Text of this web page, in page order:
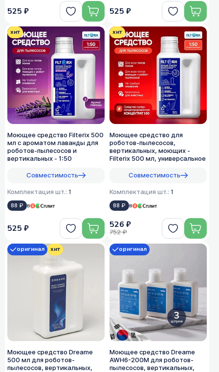
525 ₽ 525 ₽
Моющее средство Filterix 500
мл с ароматом лаванды для
роботов-пылесосов и
вертикальных - 1:50
Совместимость
Комплектация шт.: 1
88 ₽ в
хит
525 ₽
Моющее средство для
роботов-пылесосов,
вертикальных, моющих -
Filterix 500 мл, универсальное
Совместимость
Комплектация шт.: 1
88 ₽ в
хит
526 ₽
752 ₽
Моющее средство Dreame
500 мл для роботов-
пылесосов, вертикальных,
оригинал хит
Моющее средство Dreame
AWH6-200M для роботов-
пылесосов, вертикальных,
оригинал